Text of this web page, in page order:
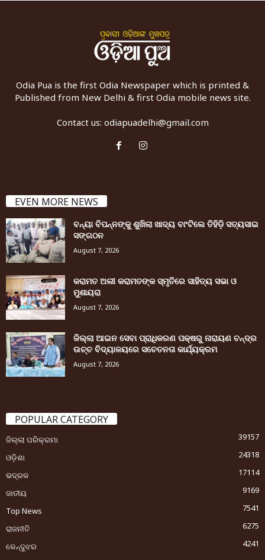
Odia Pua is the first Odia Newspaper which is printed &
Published from New Delhi & first Odia mobile news site.
Contact us: odiapuadelhi@gmail.com
EVEN MORE NEWS
ବନ୍ୟା ବିପନ୍ନଙ୍କୁ ଶୁଖିଲା ଖାଦ୍ୟ ବାଂଟିଲେ ତିହିଡି଼ ସତ୍ୟସାଇ
ସଙ୍ଗଠନ
August 7, 2026
କରାମତ ଅଲୀ କରାମତଙ୍କ ସ୍ମୃତିରେ ସାହିତ୍ୟ ସଭା ଓ
ମୁଶାୟରା
August 7, 2026
ଜିଲ୍ଲା ଆଇନ ସେବା ପ୍ରାଧିକରଣ ପକ୍ଷରୁ ନାରାୟଣ ଚନ୍ଦ୍ର
ଉଚ୍ଚ ବିଦ୍ୟାଳୟରେ ସଚେତନତା କାର୍ଯ୍ୟକ୍ରମ
August 7, 2026
POPULAR CATEGORY
ଜିଲ୍ଲା ପରିକ୍ରମା
39157
ଓଡ଼ିଶା
24318
ଭଦ୍ରକ
17114
ଜାତୀୟ
9169
Top News
7541
ରାଜନୀତି
6275
କେନ୍ଦୁଝର
4241